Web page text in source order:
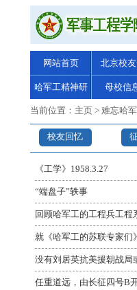
网站首页 北京校
哈军工精神研
究
母校信
当前位置： 主页 > 难忘哈
校友回忆
《工学》1958.3.27
“端盘子”轶事
回顾哈军工的工程兵工程
就《哈军工的苏联专家们